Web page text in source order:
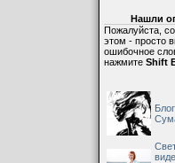
Нашли
Пожалуйста,
этом - просто
ошибочное
нажмите Shift